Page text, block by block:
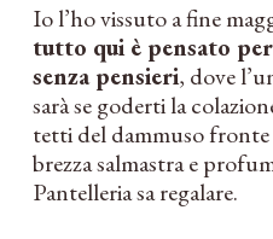
Io l’ho vissuto a fine
tutto qui è pensato
senza pensieri, dove
sarà se goderti la
tetti del dammuso
brezza salmastra e
Pantelleria sa regalare.